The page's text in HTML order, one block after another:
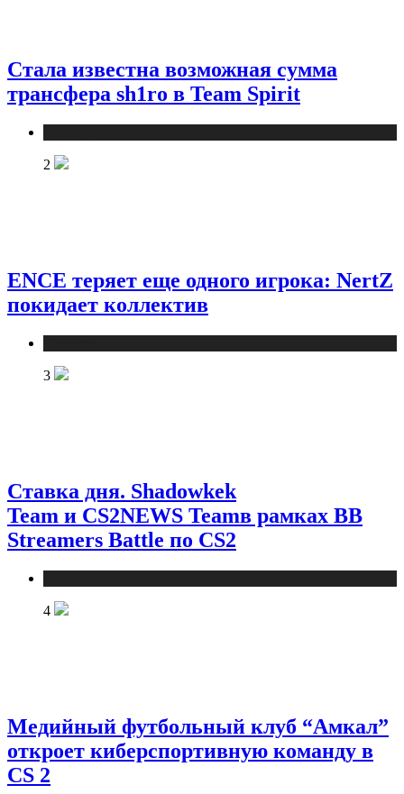
Стала известна возможная сумма
трансфера sh1ro в Team Spirit
2
ENCE теряет еще одного игрока: NertZ
покидает коллектив
3
Ставка дня. Shadowkek
Team и CS2NEWS Teamв рамках BB
Streamers Battle по CS2
4
Медийный футбольный клуб “Амкал”
откроет киберспортивную команду в
CS 2